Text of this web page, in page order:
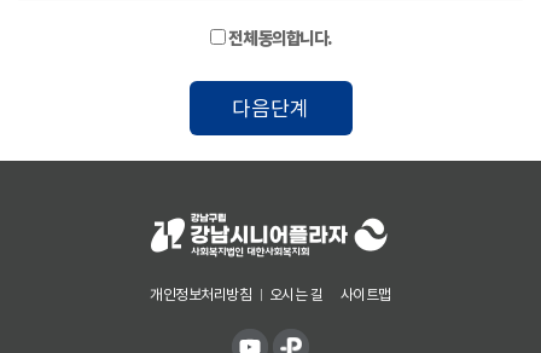
전체 동의합니다.
다음단계
개인정보처리방침 오시는 길 사이트맵